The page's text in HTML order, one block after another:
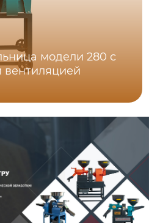
модели 280 с